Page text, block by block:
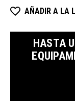
AÑADIR A LA
HASTA